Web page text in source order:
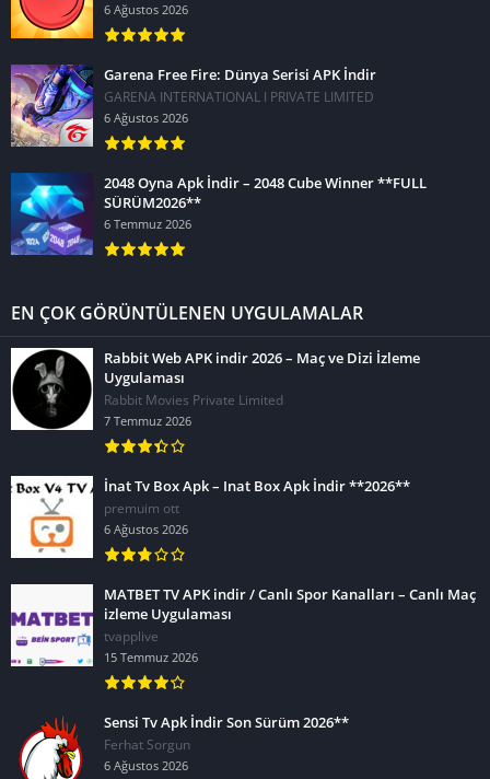
6 Ağustos 2026
Garena Free Fire: Dünya Serisi APK İndir
GARENA INTERNATIONAL I PRIVATE LIMITED
6 Ağustos 2026
2048 Oyna Apk İndir – 2048 Cube Winner **FULL
SÜRÜM2026**
6 Temmuz 2026
EN ÇOK GÖRÜNTÜLENEN UYGULAMALAR
Rabbit Web APK indir 2026 – Maç ve Dizi İzleme
Uygulaması
Rabbit Movies Private Limited
7 Temmuz 2026
İnat Tv Box Apk – Inat Box Apk İndir **2026**
premuim ott
6 Ağustos 2026
MATBET TV APK indir / Canlı Spor Kanalları – Canlı Maç
izleme Uygulaması
tvapplive
15 Temmuz 2026
Sensi Tv Apk İndir Son Sürüm 2026**
Ferhat Sorgun
6 Ağustos 2026